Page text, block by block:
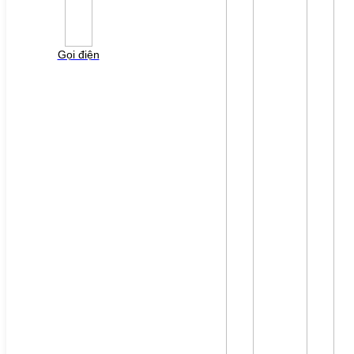
Gọi điện